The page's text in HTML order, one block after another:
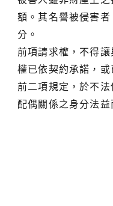
額。其名譽被侵害
分。
前項請求權，不得
權已依契約承諾，或
前二項規定，於不
配偶關係之身分法益